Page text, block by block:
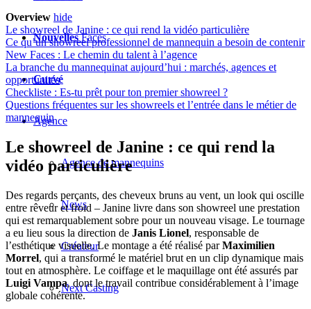
NouvellesFaces
Curvé
Agence
Agence de mannequins
News
Créateur
Next Casting
Overview hide
Le showreel de Janine : ce qui rend la vidéo particulière
Ce qu’un showreel professionnel de mannequin a besoin de contenir
New Faces : Le chemin du talent à l’agence
La branche du mannequinat aujourd’hui : marchés, agences et
opportunités
Checkliste : Es-tu prêt pour ton premier showreel ?
Questions fréquentes sur les showreels et l’entrée dans le métier de
mannequin
Le showreel de Janine : ce qui rend la
vidéo particulière
Des regards perçants, des cheveux bruns au vent, un look qui oscille
entre rêveur et froid – Janine livre dans son showreel une prestation
qui est remarquablement sobre pour un nouveau visage. Le tournage
a eu lieu sous la direction de Janis Lionel, responsable de
l’esthétique visuelle. Le montage a été réalisé parMaximilien
Morrel, qui a transformé le matériel brut en un clip dynamique mais
tout en atmosphère. Le coiffage et le maquillage ont été assurés par
Luigi Vampa, dont le travail contribue considérablement à l’image
globale cohérente.